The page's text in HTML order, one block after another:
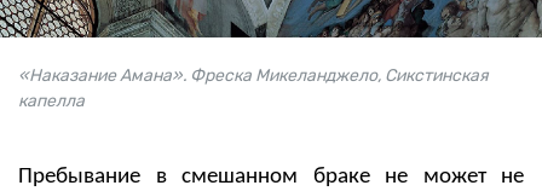
«Наказание Амана». Фреска Микеланджело, Сикстинская
капелла
Пребывание в смешанном браке не может не